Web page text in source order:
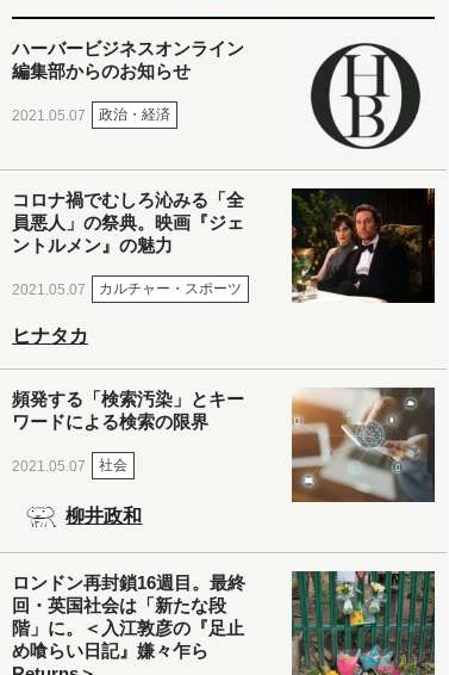
ハーバービジネスオンライン
編集部からのお知らせ
2021.05.07 政治・経済
コロナ禍でむしろ沁みる「全
員悪人」の祭典。映画『ジェ
ントルメン』の魅力
2021.05.07 カルチャー・スポーツ
ヒナタカ
頻発する「検索汚染」とキー
ワードによる検索の限界
2021.05.07 社会
柳井政和
ロンドン再封鎖16週目。最終
回・英国社会は「新たな段
階」に。＜入江敦彦の『足止
め喰らい日記』嫌々乍ら